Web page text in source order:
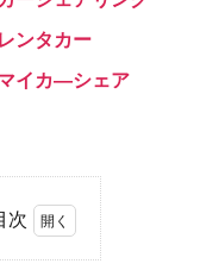
レンタカー
イカ―シェア
次